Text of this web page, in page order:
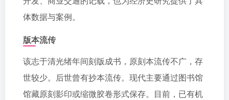
体数据与案例。
版本流传
该志于清光绪年间刻版成书，原刻本流传不广，存
世较少。后世曾有抄本流传。现代主要通过图书馆
馆藏原刻影印或缩微胶卷形式保存。目前，已有机